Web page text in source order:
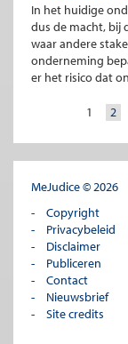
In het huidige
dus de macht, bij
waar andere
onderneming
er het risico dat
1 2
MeJudice © 2026
Copyright
Privacybeleid
Disclaimer
Publiceren
Contact
Nieuwsbrief
Site credits